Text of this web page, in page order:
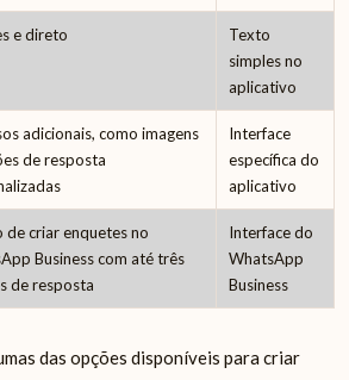
e direto
Texto
simples no
aplicativo
adicionais, como imagens
de resposta
Interface
específica do
aplicativo
de criar enquetes no
Business com até três
de resposta
Interface do
WhatsApp
Business
das opções disponíveis para criar